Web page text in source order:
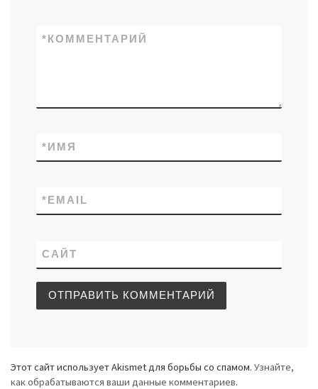
КОММЕНТАРИЙ
*
ИМЯ
*
EMAIL
*
САЙТ
Этот сайт использует Akismet для борьбы со спамом. Узнайте,
как обрабатываются ваши данные комментариев.